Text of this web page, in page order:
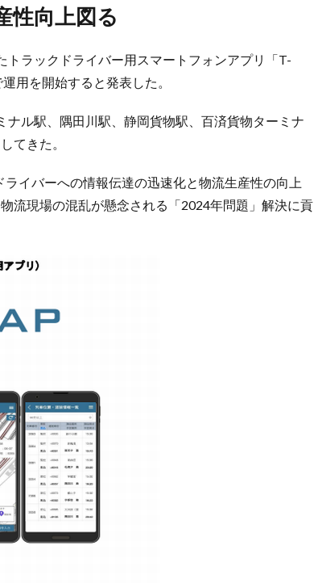
性向上図る
ラックドライバー用スマートフォンアプリ「T-
用を開始すると発表した。
ル駅、隅田川駅、静岡貨物駅、百済貨物ターミナ
てきた。
イバーへの情報伝達の迅速化と物流生産性の向上
流現場の混乱が懸念される「2024年問題」解決に貢